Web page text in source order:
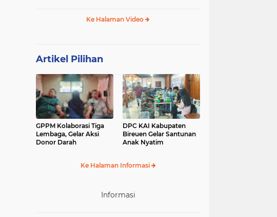
Ke Halaman Video
Artikel Pilihan
GPPM Kolaborasi Tiga
Lembaga, Gelar Aksi
Donor Darah
DPC KAI Kabupaten
Bireuen Gelar Santunan
Anak Nyatim
Ke Halaman Informasi
Informasi